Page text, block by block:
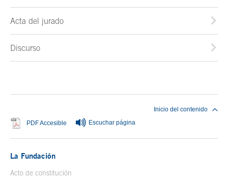
Acta del jurado
Discurso
PDF Accesible Se abre en ventana nueva
Escuchar página
Inicio del contenido
La Fundación
Acto de constitución